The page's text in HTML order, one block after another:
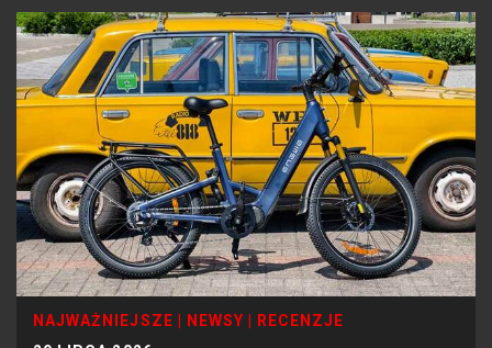
NAJWAŻNIEJSZE NEWSY
RECENZJE